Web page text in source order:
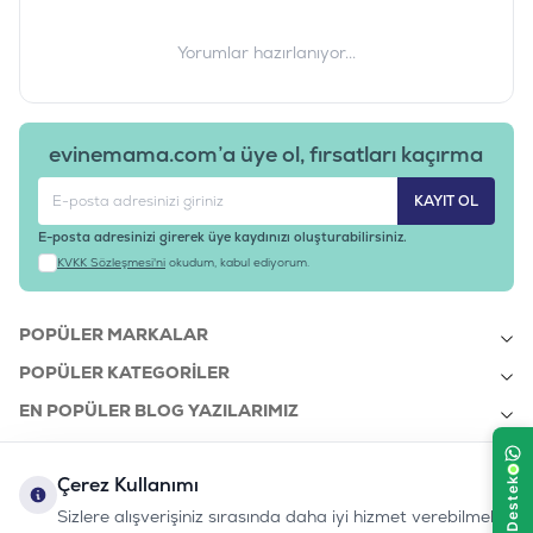
Yorumlar hazırlanıyor...
evinemama.com’a üye ol, fırsatları kaçırma
KAYIT OL
E-posta adresinizi girerek üye kaydınızı oluşturabilirsiniz.
KVKK Sözleşmesi'ni okudum, kabul ediyorum.
POPÜLER MARKALAR
POPÜLER KATEGORILER
EN POPÜLER BLOG YAZILARIMIZ
KURUMSAL
Çerez Kullanımı
Sizlere alışverişiniz sırasında daha iyi hizmet verebilmek